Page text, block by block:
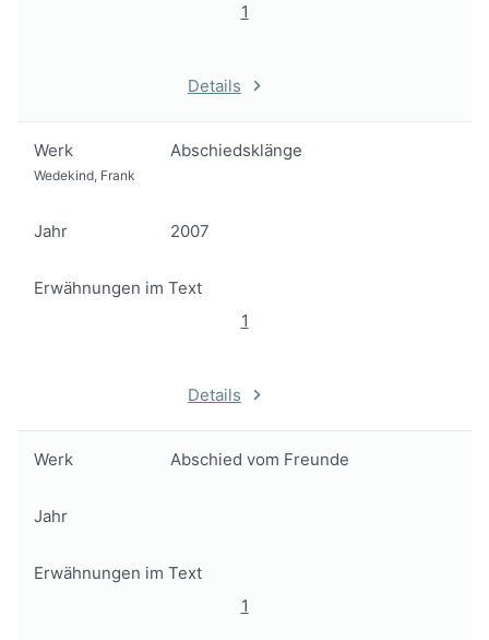
1
Details
Werk Abschiedsklänge
Wedekind, Frank
Jahr 2007
Erwähnungen im Text
1
Details
Werk Abschied vom Freunde
Jahr
Erwähnungen im Text
1